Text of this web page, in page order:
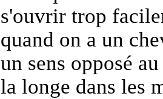
s'ouvrir trop
quand on a un
un sens opposé
la longe dans les